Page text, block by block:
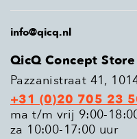
info@qicq.nl
QicQ Concept Store
Pazzanistraat 41,
+31 (0)20 705 23
ma t/m vrij 9:00-
za 10:00-17:00 uur